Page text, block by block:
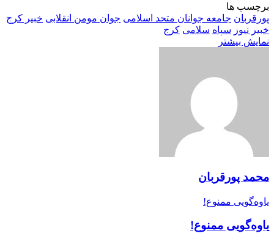
برچسب ها
پورقربان جامعه جوانان متحد اسلامی جوان مومن انقلابی خبیر کرج
خبیر نیوز سپاه سلامی کرج
نمایش بیشتر
محمد پورقربان
یاوه‌گویی ممنوع!
یاوه‌گویی ممنوع!